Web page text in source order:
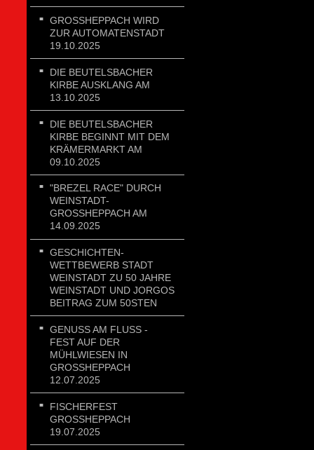
GROSSHEPPACH WIRD Z
UR AUTOMATENSTADT 1
9.10.2025
DIE BEUTELSBACHER
KIRBE AUSKLANG AM
13.10.2025
DIE BEUTELSBACHER
KIRBE BEGINNT MIT DEM
KRÄMERMARKT AM
09.10.2025
"BREZEL RACE" DURCH
WEINSTADT-
GROSSHEPPACH AM 1
4.09.2025
GESCHICHTEN-
WETTBEWERB STADT
WEINSTADT ZU 50 JAHRE
WEINSTADT UND JORGOS
BEITRAG ZUM 50STEN
GENUSS AM FLUSS - FE
ST AUF DER MÜ
HLWIESEN IN GR
OSSHEPPACH 12.
07.2025
FISCHERFEST
GROSSHEPPACH 1
9.07.2025